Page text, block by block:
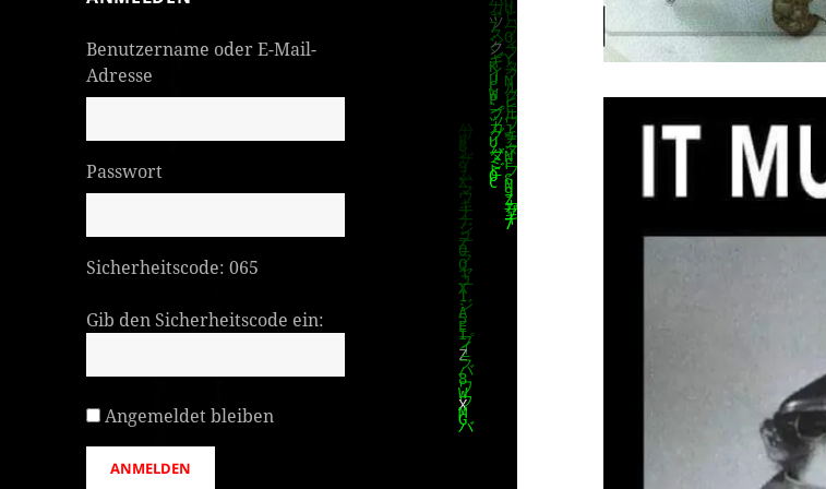
Benutzername oder E-Mail-
Adresse
Passwort
Sicherheitscode: 065
Gib den Sicherheitscode ein:
Angemeldet bleiben
ANMELDEN